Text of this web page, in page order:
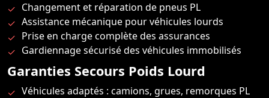
Changement et réparation de pneus PL
Assistance mécanique pour véhicules lourds
Prise en charge complète des assurances
Gardiennage sécurisé des véhicules immobilisés
Garanties Secours Poids Lourd
Véhicules adaptés : camions, grues, remorques PL